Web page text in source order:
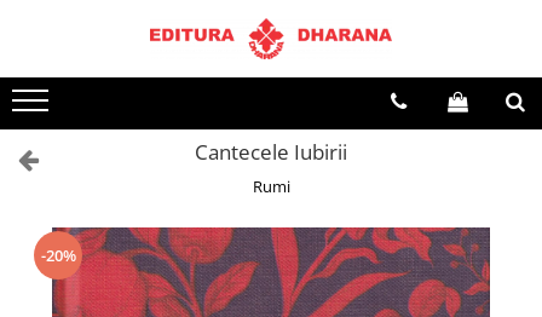
Terapii
Dietoterapie
Cantecele Iubirii
Rumi
-20%